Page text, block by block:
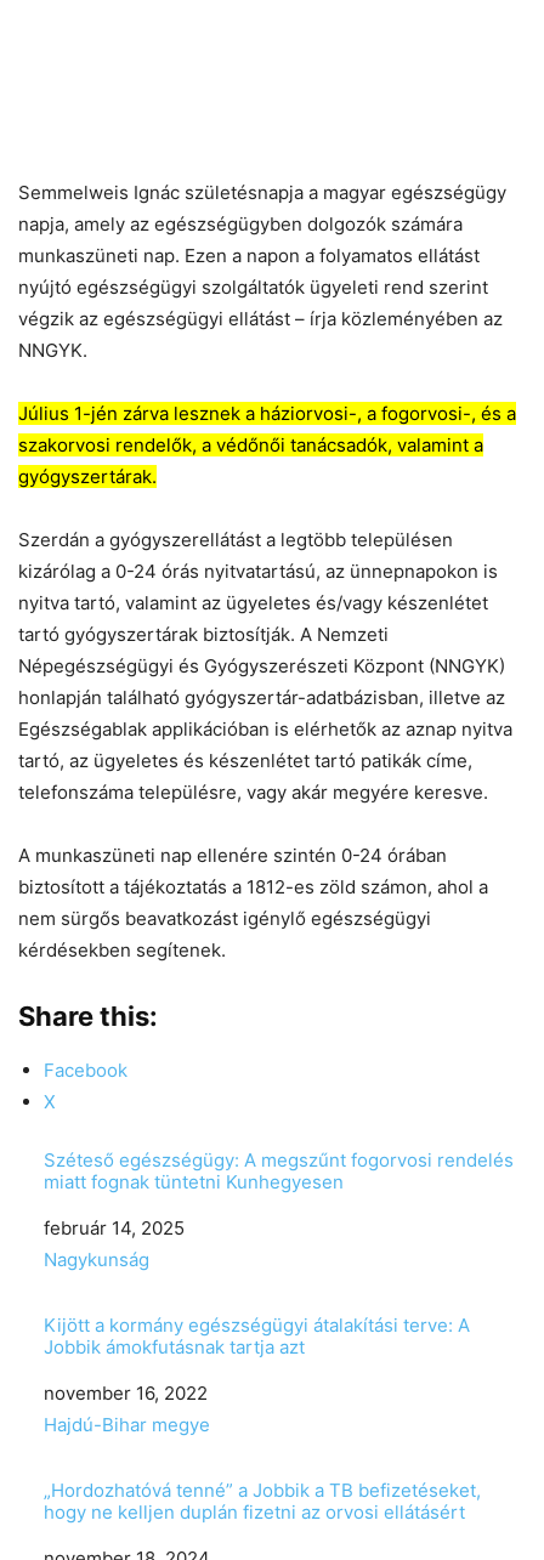
Semmelweis Ignác születésnapja a magyar egészségügy
napja, amely az egészségügyben dolgozók számára
munkaszüneti nap. Ezen a napon a folyamatos ellátást
nyújtó egészségügyi szolgáltatók ügyeleti rend szerint
végzik az egészségügyi ellátást – írja közleményében az
NNGYK.
Július 1-jén zárva lesznek a háziorvosi-, a fogorvosi-, és a
szakorvosi rendelők, a védőnői tanácsadók, valamint a
gyógyszertárak.
Szerdán a gyógyszerellátást a legtöbb településen
kizárólag a 0-24 órás nyitvatartású, az ünnepnapokon is
nyitva tartó, valamint az ügyeletes és/vagy készenlétet
tartó gyógyszertárak biztosítják. A Nemzeti
Népegészségügyi és Gyógyszerészeti Központ (NNGYK)
honlapján található gyógyszertár-adatbázisban, illetve az
Egészségablak applikációban is elérhetők az aznap nyitva
tartó, az ügyeletes és készenlétet tartó patikák címe,
telefonszáma településre, vagy akár megyére keresve.
A munkaszüneti nap ellenére szintén 0-24 órában
biztosított a tájékoztatás a 1812-es zöld számon, ahol a
nem sürgős beavatkozást igénylő egészségügyi
kérdésekben segítenek.
Share this:
Facebook
X
Széteső egészségügy: A megszűnt fogorvosi rendelés
miatt fognak tüntetni Kunhegyesen
Date
február 14, 2025
In relation to
Nagykunság
Kijött a kormány egészségügyi átalakítási terve: A
Jobbik ámokfutásnak tartja azt
Date
november 16, 2022
In relation to
Hajdú-Bihar megye
„Hordozhatóvá tenné” a Jobbik a TB befizetéseket,
hogy ne kelljen duplán fizetni az orvosi ellátásért